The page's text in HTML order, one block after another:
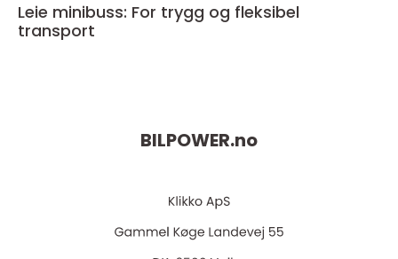
Leie minibuss: For trygg og fleksibel
transport
BILPOWER.no